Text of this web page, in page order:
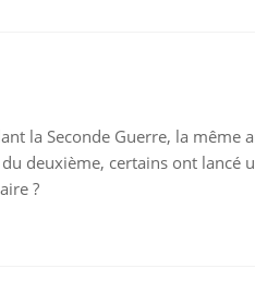
la Seconde Guerre, la même
deuxième, certains ont lancé
?